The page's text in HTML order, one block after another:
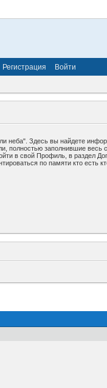
Регистрация Войти
неба". Здесь вы найдете
полностью заполнившие
в свой Профиль, в раздел
по памяти кто есть